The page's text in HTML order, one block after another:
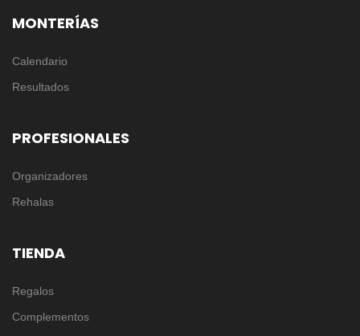
MONTERÍAS
Calendario
Resultados
PROFESIONALES
Organizadores
Rehalas
TIENDA
Regalos
Complementos